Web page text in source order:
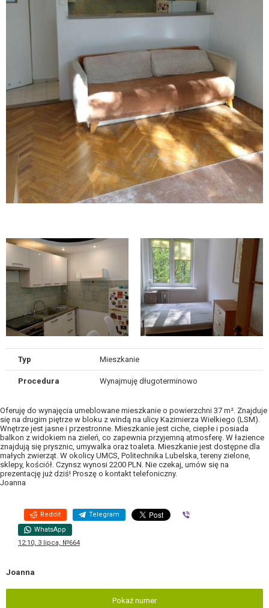
Typ Mieszkanie
Procedura Wynajmuję długoterminowo
Oferuję do wynajęcia umeblowane mieszkanie o powierzchni 37 m². Znajduje
się na drugim piętrze w bloku z windą na ulicy Kazimierza Wielkiego (LSM).
Wnętrze jest jasne i przestronne. Mieszkanie jest ciche, ciepłe i posiada
balkon z widokiem na zieleń, co zapewnia przyjemną atmosferę. W łazience
znajdują się prysznic, umywalka oraz toaleta. Mieszkanie jest dostępne dla
małych zwierząt. W okolicy UMCS, Politechnika Lubelska, tereny zielone,
sklepy, kościół. Czynsz wynosi 2200 PLN. Nie czekaj, umów się na
prezentację już dziś! Proszę o kontakt telefoniczny.
Joanna
Reddit Telegram
WhatsApp
12:10, 3 lipca, №664
Joanna
Pokaż numer